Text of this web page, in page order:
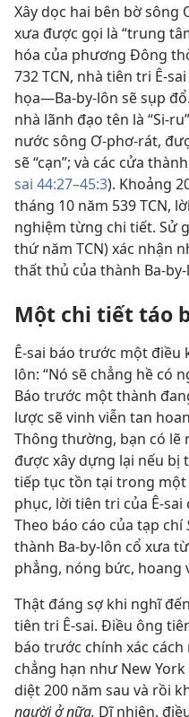
Xây dọc hai bên bờ sông
xưa được gọi là “trung
hóa của phương Đông
732 TCN, nhà tiên tri Ê-
họa—Ba-by-lôn sẽ sụp
nhà lãnh đạo tên là “Si-
nước sông Ơ-phơ-rát,
sẽ “cạn”; và các cửa
sai 44:27–45:3). Khoảng
tháng 10 năm 539 TCN,
nghiệm từng chi tiết. Sử
thứ năm TCN) xác nhận
thất thủ của thành Ba-
Một chi tiết táo
Ê-sai báo trước một điều
lôn: “Nó sẽ chẳng hề có
Báo trước một thành
lược sẽ vinh viễn tan
Thông thường, bạn có
được xây dựng lại nếu bị
tiếp tục tồn tại trong
phục, lời tiên tri của Ê-
Theo báo cáo của tạp chí
thành Ba-by-lôn cổ xưa
phẳng, nóng bức, hoang
Thật đáng sợ khi nghĩ
tiên tri Ê-sai. Điều ông
báo trước chính xác
chẳng hạn như New
diệt 200 năm sau và rồi
người ở nữa. Dĩ nhiên,